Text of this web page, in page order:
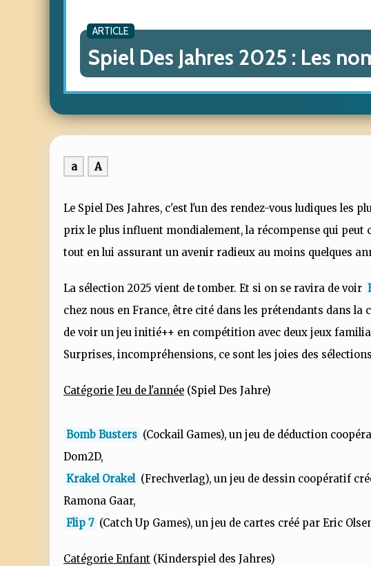
ARTICLE
Spiel Des Jahres 2025 : Les
a A
Le Spiel Des Jahres, c'est l'un des rendez-vous ludiques les
prix le plus influent mondialement, la récompense qui peut
tout en lui assurant un avenir radieux au moins quelques
La sélection 2025 vient de tomber. Et si on se ravira de voir
chez nous en France, être cité dans les prétendants dans
de voir un jeu initié++ en compétition avec deux jeux
Surprises, incompréhensions, ce sont les joies des
Catégorie Jeu de l'année (Spiel Des Jahre)
Bomb Busters (Cockail Games), un jeu de déduction
Dom2D,
Krakel Orakel (Frechverlag), un jeu de dessin coopératif
Ramona Gaar,
Flip 7 (Catch Up Games), un jeu de cartes créé par Eric
Catégorie Enfant (Kinderspiel des Jahres)